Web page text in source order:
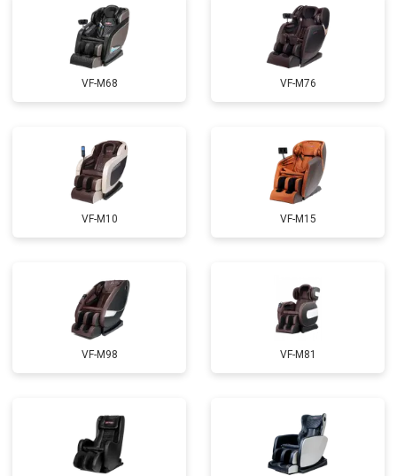
Замена сетевого трансформатора от 4500 ₽ Заказать
Ремонт микро-лифта от 5500 ₽
VF-M68 VF-M76
VF-M10 VF-M15
VF-M98 VF-M81